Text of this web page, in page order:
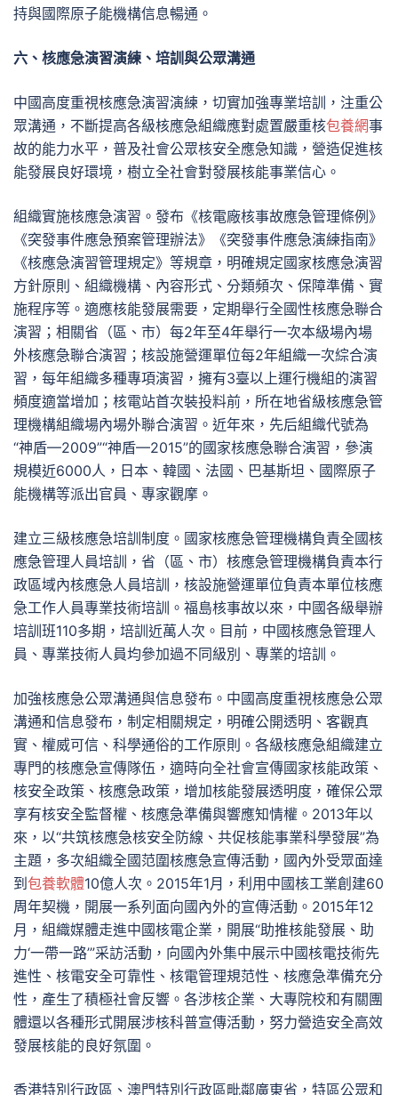
持與國際原子能機構信息暢通。
六、核應急演習演練、培訓與公眾溝通
中國高度重視核應急演習演練，切實加強專業培訓，注重公
眾溝通，不斷提高各級核應急組織應對處置嚴重核包養網事
故的能力水平，普及社會公眾核安全應急知識，營造促進核
能發展良好環境，樹立全社會對發展核能事業信心。
組織實施核應急演習。發布《核電廠核事故應急管理條例》
《突發事件應急預案管理辦法》《突發事件應急演練指南》
《核應急演習管理規定》等規章，明確規定國家核應急演習
方針原則、組織機構、內容形式、分類頻次、保障準備、實
施程序等。適應核能發展需要，定期舉行全國性核應急聯合
演習；相關省（區、市）每2年至4年舉行一次本級場內場
外核應急聯合演習；核設施營運單位每2年組織一次綜合演
習，每年組織多種專項演習，擁有3臺以上運行機組的演習
頻度適當增加；核電站首次裝投料前，所在地省級核應急管
理機構組織場內場外聯合演習。近年來，先后組織代號為
“神盾—2009”“神盾—2015”的國家核應急聯合演習，參演
規模近6000人，日本、韓國、法國、巴基斯坦、國際原子
能機構等派出官員、專家觀摩。
建立三級核應急培訓制度。國家核應急管理機構負責全國核
應急管理人員培訓，省（區、市）核應急管理機構負責本行
政區域內核應急人員培訓，核設施營運單位負責本單位核應
急工作人員專業技術培訓。福島核事故以來，中國各級舉辦
培訓班110多期，培訓近萬人次。目前，中國核應急管理人
員、專業技術人員均參加過不同級別、專業的培訓。
加強核應急公眾溝通與信息發布。中國高度重視核應急公眾
溝通和信息發布，制定相關規定，明確公開透明、客觀真
實、權威可信、科學通俗的工作原則。各級核應急組織建立
專門的核應急宣傳隊伍，適時向全社會宣傳國家核能政策、
核安全政策、核應急政策，增加核能發展透明度，確保公眾
享有核安全監督權、核應急準備與響應知情權。2013年以
來，以“共筑核應急核安全防線、共促核能事業科學發展”為
主題，多次組織全國范圍核應急宣傳活動，國內外受眾面達
到 包養軟體10億人次。2015年1月，利用中國核工業創建60
周年契機，開展一系列面向國內外的宣傳活動。2015年12
月，組織媒體走進中國核電企業，開展“助推核能發展、助
力‘一帶一路’”采訪活動，向國內外集中展示中國核電技術先
進性、核電安全可靠性、核電管理規范性、核應急準備充分
性，產生了積極社會反響。各涉核企業、大專院校和有關團
體還以各種形式開展涉核科普宣傳活動，努力營造安全高效
發展核能的良好氛圍。
香港特別行政區、澳門特別行政區毗鄰廣東省，特區公眾和